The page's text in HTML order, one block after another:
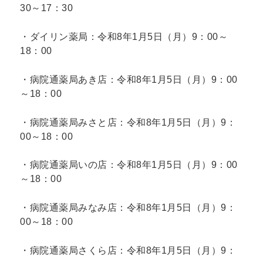
30～17：30
・ダイリン薬局：令和8年1月5日（月）9：00～
18：00
・病院通薬局あき店：令和8年1月5日（月）9：00
～18：00
・病院通薬局みさと店：令和8年1月5日（月）9：
00～18：00
・病院通薬局いの店：令和8年1月5日（月）9：00
～18：00
・病院通薬局みなみ店：令和8年1月5日（月）9：
00～18：00
・病院通薬局さくら店：令和8年1月5日（月）9：